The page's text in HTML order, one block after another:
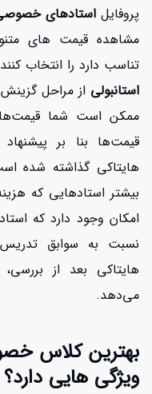
پروفایل استادهای
مشاهده قیمت های
تناسب دارد را انتخاب
استانبولی از مراحل
ممکن است شما
قیمت‌ها بنا بر
هایتاکی گذاشته شده
بیشتر استادهایی که
امکان وجود دارد که
نسبت به سوابق
هایتاکی بعد از
می‌دهد.
بهترین کلاس
ویژگی هایی دارد؟